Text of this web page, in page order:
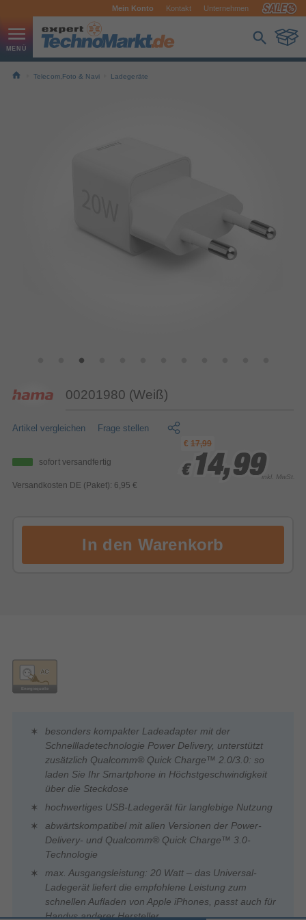
Mein Konto Kontakt Unternehmen
Telecom,Foto & Navi Ladegeräte
00201980 (Weiß)
Artikel vergleichen Frage stellen
sofort versandfertig
Versandkosten DE (Paket): 6,95 €
€17,99
€ 14,99
€ 14,99
€ 14,99inkl. MwSt.
besonders kompakter Ladeadapter mit der
Schnellladetechnologie Power Delivery, unterstützt
zusätzlich Qualcomm® Quick Charge™ 2.0/3.0: so
laden Sie Ihr Smartphone in Höchstgeschwindigkeit
über die Steckdose
hochwertiges USB-Ladegerät für langlebige Nutzung
abwärtskompatibel mit allen Versionen der Power-
Delivery- und Qualcomm® Quick Charge™ 3.0-
Technologie
max. Ausgangsleistung: 20 Watt – das Universal-
Ladegerät liefert die empfohlene Leistung zum
schnellen Aufladen von Apple iPhones, passt auch für
Handys anderer Hersteller